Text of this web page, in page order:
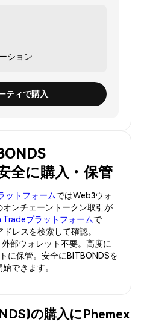
ション
ティで購入
全に購入・保管
ットフォームではWeb3ウォ
ンチェーントークン取引が
Tradeプラットフォームで
レスを検索して確認。
部ウォレット不要。高度に
に保管。安全にBITBONDSを
できます。
の購入にPhemex